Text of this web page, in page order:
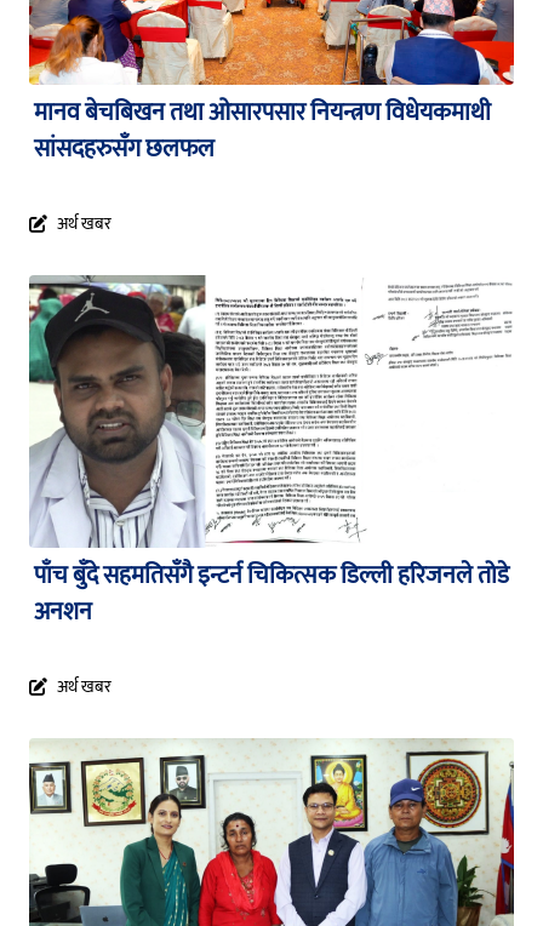
मानव बेचबिखन तथा ओसारपसार नियन्त्रण विधेयकमाथी
सांसदहरुसँग छलफल
अर्थ खबर
पाँच बुँदे सहमतिसँगै इन्टर्न चिकित्सक डिल्ली हरिजनले तोडे
अनशन
अर्थ खबर